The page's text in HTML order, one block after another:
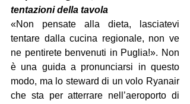
tentazioni della tavola
«Non pensate alla dieta, lasciatevi
tentare dalla cucina regionale, non ve
ne pentirete benvenuti in Puglia!». Non
è una guida a pronunciarsi in questo
modo, ma lo steward di un volo Ryanair
che sta per atterrare nell’aeroporto di